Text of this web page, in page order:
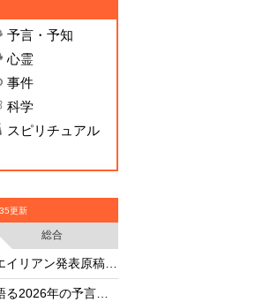
予言・予知
心霊
事件
科学
スピリチュアル
更新
総合
トランプ大統領に「エイリアン発表原稿」を渡した男
コロナ的中霊能者が語る2026年の予言ビジョン